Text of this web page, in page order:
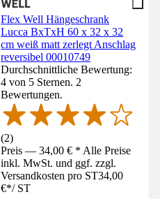
Flex Well Hängeschrank
Lucca BxTxH 60 x 32 x 32
cm weiß matt zerlegt Anschlag
reversibel 00010749
Durchschnittliche Bewertung:
4 von 5 Sternen. 2
Bewertungen.
(2)
Preis — 34,00 € * Alle Preise
inkl. MwSt. und ggf. zzgl.
Versandkosten pro ST34,00
€*/ ST